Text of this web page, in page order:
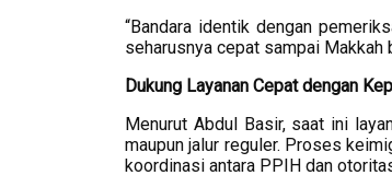
“Bandara identik dengan
seharusnya cepat sampai Makkah
Dukung Layanan Cepat dengan
Menurut Abdul Basir, saat ini
maupun jalur reguler. Proses
koordinasi antara PPIH dan